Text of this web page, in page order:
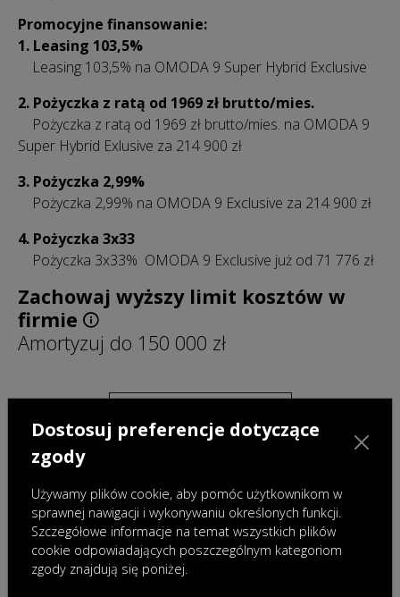
Promocyjne finansowanie:
1. Leasing 103,5%
Leasing 103,5% na OMODA 9 Super Hybrid Exclusive
2. Pożyczka z ratą od 1969 zł brutto/mies.
Pożyczka z ratą od 1969 zł brutto/mies. na OMODA 9
Super Hybrid Exlusive za 214 900 zł
3. Pożyczka 2,99%
Pożyczka 2,99% na OMODA 9 Exclusive za 214 900 zł
4. Pożyczka 3x33
Pożyczka 3x33% OMODA 9 Exclusive już od 71 776 zł
Zachowaj wyższy limit kosztów w
firmie
Amortyzuj do 150 000 zł
ZAPYTAJ O OFERTĘ
Dostosuj preferencje dotyczące
zgody
Używamy plików cookie, aby pomóc użytkownikom w
sprawnej nawigacji i wykonywaniu określonych funkcji.
Szczegółowe informacje na temat wszystkich plików
cookie odpowiadających poszczególnym kategoriom
zgody znajdują się poniżej.